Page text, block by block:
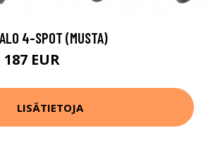
4-SPOT (MUSTA)
187 EUR
LISÄTIETOJA